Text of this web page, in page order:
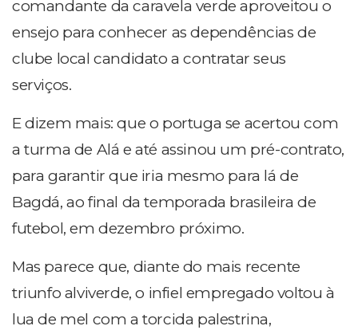
comandante da caravela verde aproveitou o
ensejo para conhecer as dependências de
clube local candidato a contratar seus
serviços.
E dizem mais: que o portuga se acertou com
a turma de Alá e até assinou um pré-contrato,
para garantir que iria mesmo para lá de
Bagdá, ao final da temporada brasileira de
futebol, em dezembro próximo.
Mas parece que, diante do mais recente
triunfo alviverde, o infiel empregado voltou à
lua de mel com a torcida palestrina,